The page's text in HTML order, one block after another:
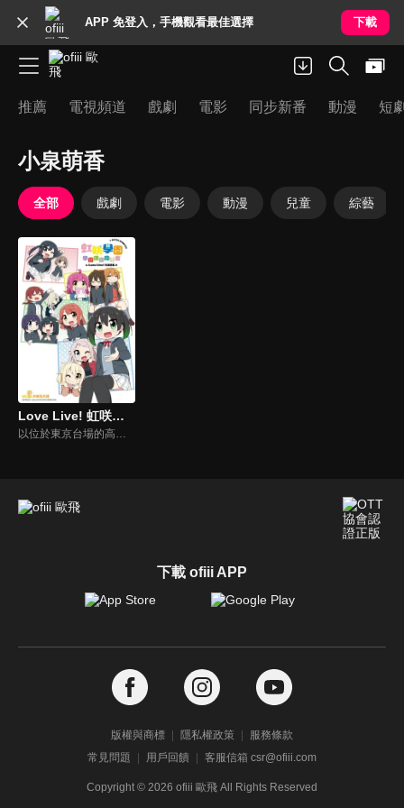
APP 免登入，手機觀看最佳選擇 下載
推薦 電視頻道 戲劇 電影 同步新番 動漫 短
小泉萌香
全部 戲劇 電影 動漫 兒童 綜藝
Love Live! 虹咲學園-學園偶像同好會 短篇動畫
以位於東京台場的高中，虹咲學園為舞台，描繪學園偶像同好會13人日常的短篇動畫！ Love Live! 虹咲學園學園偶像同好會的外傳漫畫《虹咲四格》終於做成動畫動起來了！ 將虹學成員13人的可愛日常悠哉地傳達給你！
下載 ofiii APP
版權與商標 隱私權政策
服務條款
常見問題
用戶回饋 客服信箱 csr@ofiii.com
Copyright © 2026 ofiii 歐飛 All Rights Reserved